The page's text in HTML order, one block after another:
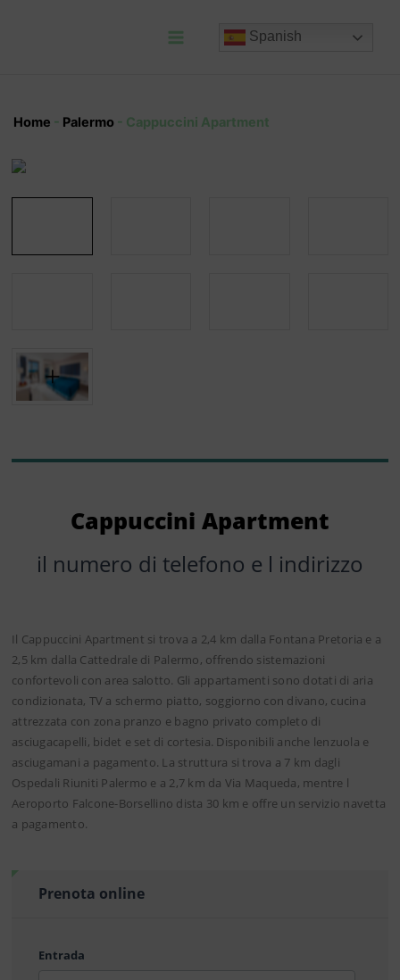
Spanish
Home - Palermo - Cappuccini Apartment
Cappuccini Apartment
il numero di telefono e l indirizzo
Il Cappuccini Apartment si trova a 2,4 km dalla Fontana Pretoria e a
2,5 km dalla Cattedrale di Palermo, offrendo sistemazioni
confortevoli con area salotto. Gli appartamenti sono dotati di aria
condizionata, TV a schermo piatto, soggiorno con divano, cucina
attrezzata con zona pranzo e bagno privato completo di
asciugacapelli, bidet e set di cortesia. Disponibili anche lenzuola e
asciugamani a pagamento. La struttura si trova a 7 km dagli
Ospedali Riuniti Palermo e a 2,7 km da Via Maqueda, mentre l
Aeroporto Falcone-Borsellino dista 30 km e offre un servizio navetta
a pagamento.
Prenota online
Entrada